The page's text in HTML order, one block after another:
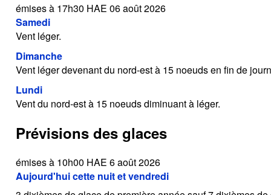
émises à 17h30 HAE 06 août 2026
Samedi
Vent léger.
Dimanche
Vent léger devenant du nord-est à 15 noeuds en fin de
Lundi
Vent du nord-est à 15 noeuds diminuant à léger.
Prévisions des glaces
émises à 10h00 HAE 6 août 2026
Aujourd'hui cette nuit et vendredi